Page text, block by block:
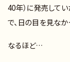
40年）に発売してい
で、日の目を見なか
なるほど…